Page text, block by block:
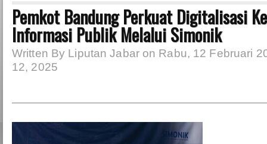
Pemkot Bandung Perkuat Digitalisasi
Informasi Publik Melalui Simonik
Written By Liputan Jabar on Rabu, 12 Februari
12, 2025